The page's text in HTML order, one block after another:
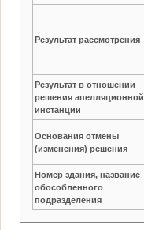
Результат рассмотрения
Результат в отношении
решения апелляционной
инстанции
Основания отмены
(изменения) решения
Номер здания, название
обособленного
подразделения